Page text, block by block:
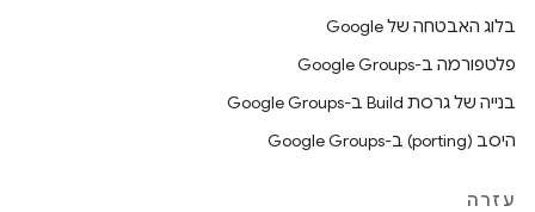
בלוג האבטחה של Google
פלטפורמה ב-Google Groups
בנייה של גרסת Build ב-Google Groups
היסב (porting) ב-Google Groups
עזרה